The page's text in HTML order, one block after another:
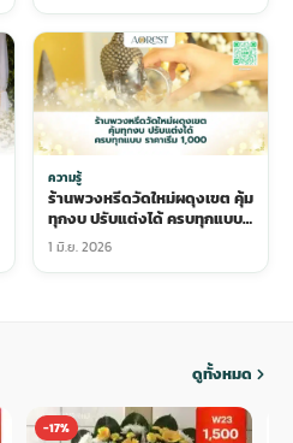
ความรู้
ร้านพวงหรีดวัดใหม่ผดุงเขต คุ้ม
ทุกงบ ปรับแต่งได้ ครบทุกแบบ
ราคาเริ่ม 1,000
1 มิ.ย. 2026
ดูทั้งหมด
-17%